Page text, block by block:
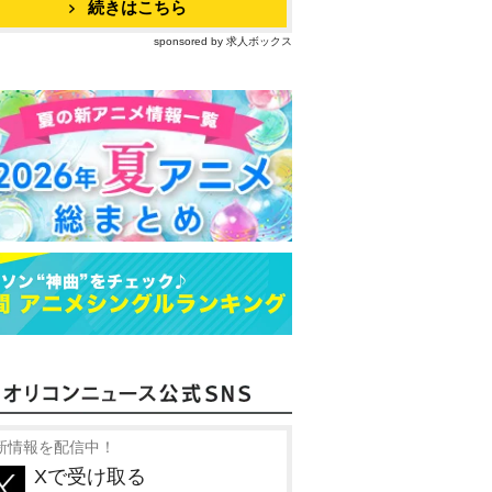
続きはこちら
sponsored by 求人ボックス
情報を配信中！
Xで受け取る